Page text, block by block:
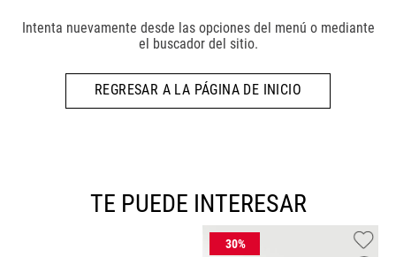
Intenta nuevamente desde las opciones del menú o mediante
el buscador del sitio.
REGRESAR A LA PÁGINA DE INICIO
TE PUEDE INTERESAR